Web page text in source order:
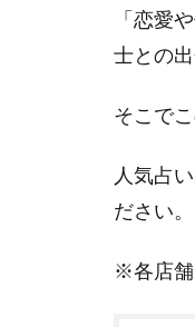
「恋愛
士との
そこで
人気占
ださい。
※各店